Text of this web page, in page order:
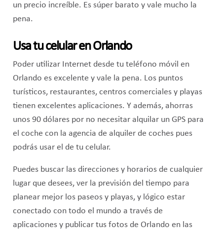
un precio increíble. Es súper barato y vale mucho la
pena.
Usa tu celular en Orlando
Poder utilizar Internet desde tu teléfono móvil en
Orlando es excelente y vale la pena. Los puntos
turísticos, restaurantes, centros comerciales y playas
tienen excelentes aplicaciones. Y además, ahorras
unos 90 dólares por no necesitar alquilar un GPS para
el coche con la agencia de alquiler de coches pues
podrás usar el de tu celular.
Puedes buscar las direcciones y horarios de cualquier
lugar que desees, ver la previsión del tiempo para
planear mejor los paseos y playas, y lógico estar
conectado con todo el mundo a través de
aplicaciones y publicar tus fotos de Orlando en las